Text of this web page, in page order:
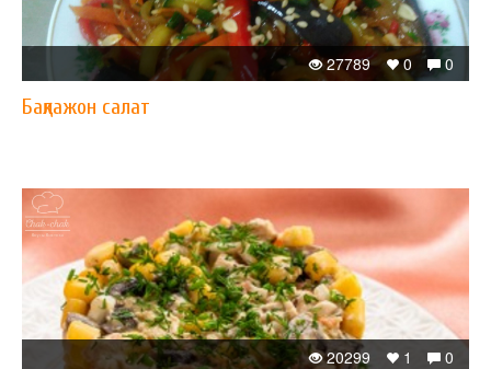
0
0
27789
Бақлажон салат
0
1
20299